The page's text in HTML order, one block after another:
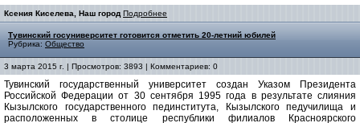
Ксения Киселева, Наш город Подробнее
Тувинский госуниверситет готовится отметить 20-летний юбилей
Рубрика: Общество
3 марта 2015 г. | Просмотров: 3893 | Комментариев: 0
Тувинский государственный университет создан Указом Президента
Российской Федерации от 30 сентября 1995 года в результате слияния
Кызылского государственного пединститута, Кызылского педучилища и
расположенных в столице республики филиалов Красноярского